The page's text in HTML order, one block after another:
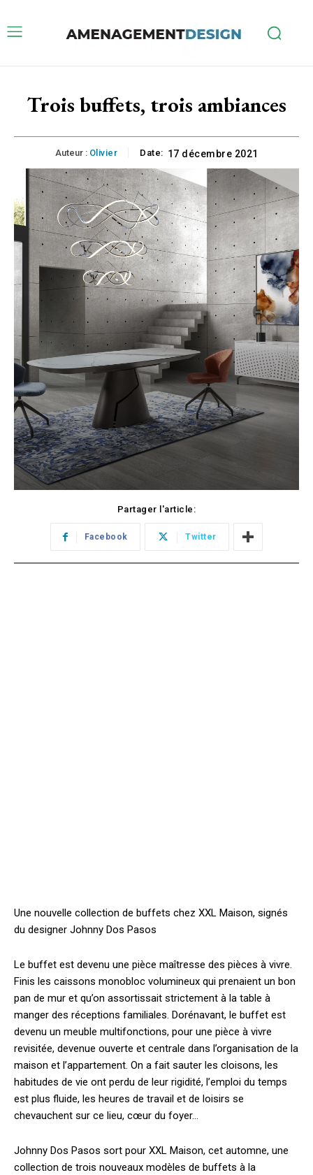
Trois buffets, trois ambiances
Auteur : Olivier Date: 17 décembre 2021
Partager l'article:
Facebook Twitter
Une nouvelle collection de buffets chez XXL Maison, signés
du designer Johnny Dos Pasos
Le buffet est devenu une pièce maîtresse des pièces à vivre.
Finis les caissons monobloc volumineux qui prenaient un bon
pan de mur et qu’on assortissait strictement à la table à
manger des réceptions familiales. Dorénavant, le buffet est
devenu un meuble multifonctions, pour une pièce à vivre
revisitée, devenue ouverte et centrale dans l’organisation de la
maison et l’appartement. On a fait sauter les cloisons, les
habitudes de vie ont perdu de leur rigidité, l’emploi du temps
est plus fluide, les heures de travail et de loisirs se
chevauchent sur ce lieu, cœur du foyer…
Johnny Dos Pasos sort pour XXL Maison, cet automne, une
collection de trois nouveaux modèles de buffets à la